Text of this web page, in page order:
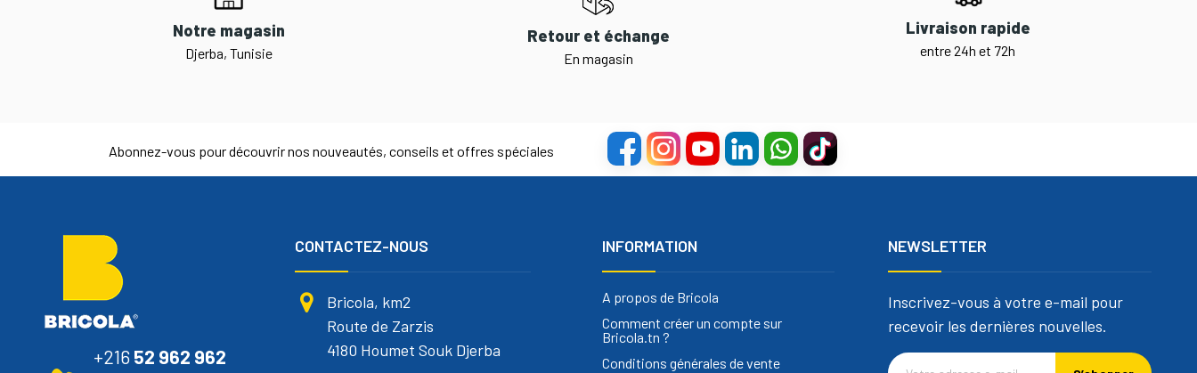
Notre magasin
Djerba, Tunisie
Retour et échange
En magasin
Livraison rapide
entre 24h et 72h
Abonnez-vous pour découvrir nos nouveautés, conseils et offres spéciales
+216 52 962 962
CONTACTEZ-NOUS
Bricola, km2
Route de Zarzis
4180 Houmet Souk Djerba
INFORMATION
A propos de Bricola
Comment créer un compte sur
Bricola.tn ?
Conditions générales de vente
NEWSLETTER
Inscrivez-vous à votre e-mail pour
recevoir les dernières nouvelles.